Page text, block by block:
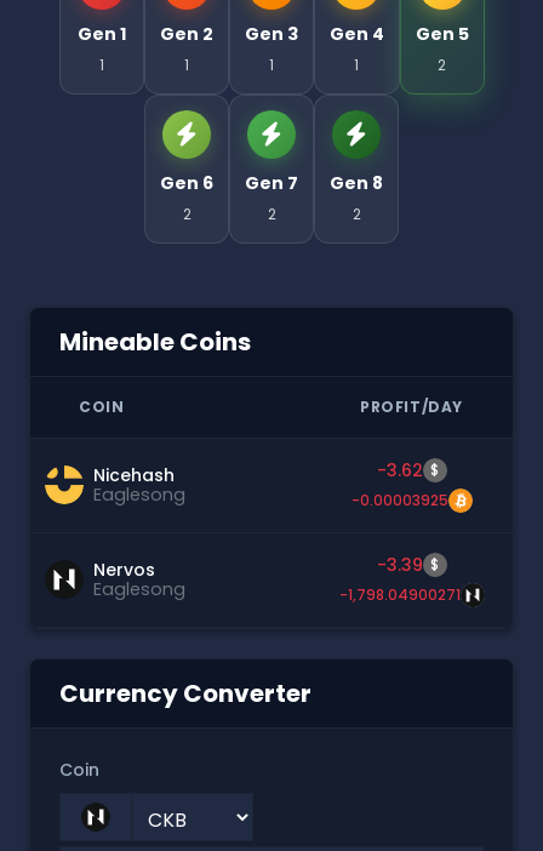
Gen 1
1
Gen 2
1
Gen 3
1
Gen 4
1
Gen 5
2
Gen 6
2
Gen 7
2
Gen 8
2
Mineable Coins
COIN PROFIT/DAY
Nicehash
Eaglesong
-3.62 $
-0.00003925
Nervos
Eaglesong
-3.39 $
-1,798.04900271
Currency Converter
Coin